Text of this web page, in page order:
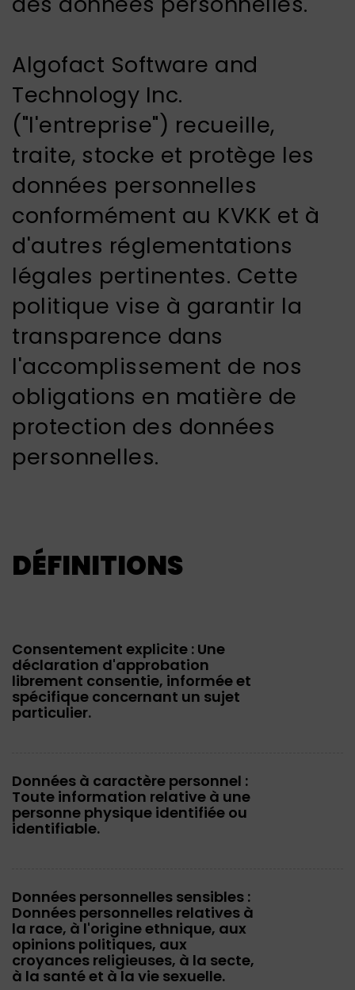
Algofact Software and
Technology Inc.
("l'entreprise") recueille,
traite, stocke et protège les
données personnelles
conformément au KVKK et à
d'autres réglementations
légales pertinentes. Cette
politique vise à garantir la
transparence dans
l'accomplissement de nos
obligations en matière de
protection des données
personnelles.
DÉFINITIONS
Consentement explicite : Une
déclaration d'approbation
librement consentie, informée et
spécifique concernant un sujet
particulier.
Données à caractère personnel :
Toute information relative à une
personne physique identifiée ou
identifiable.
Données personnelles sensibles :
Données personnelles relatives à
la race, à l'origine ethnique, aux
opinions politiques, aux
croyances religieuses, à la secte,
à la santé et à la vie sexuelle.